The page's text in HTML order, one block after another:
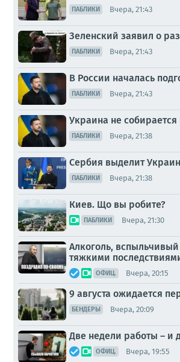
ПАБЛИКИ Вчера, 21:43
Зеленский заявил о
ПАБЛИКИ Вчера, 21:43
В России началась
ПАБЛИКИ Вчера, 21:43
Украина не
ПАБЛИКИ Вчера, 21:38
Сербия выделит
ПАБЛИКИ Вчера, 21:38
Киев. Що вы робите?
ПАБЛИКИ Вчера, 21:30
Алкоголь,
тяжкими
ОФИЦ. Вчера, 20:15
9 августа ожидается
БЕНДЕРЫ Вчера, 20:09
Две недели работы – и
ОФИЦ. Вчера, 19:55